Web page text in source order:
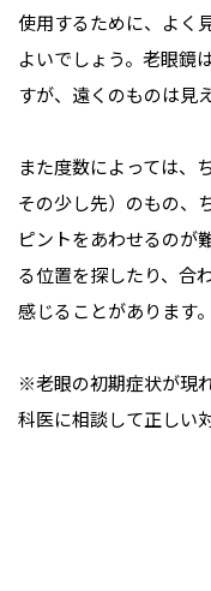
使用するために、よく
よいでしょう。老眼鏡
すが、遠くのものは見
また度数によっては、
その少し先）のもの、
ピントをあわせるのが
る位置を探したり、合
感じることがあります。
※老眼の初期症状が現
科医に相談して正しい